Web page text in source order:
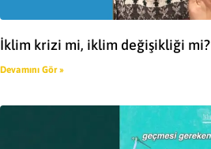
İklim krizi mi, iklim değişikliği mi?
Devamını Gör »